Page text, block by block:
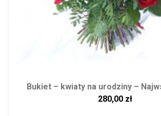
Bukiet – kwiaty na urodziny –
280,00 zł